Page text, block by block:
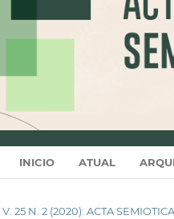
INICIO ATUAL
V. 25 N. 2 (2020): ACTA